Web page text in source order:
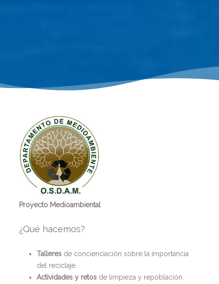
Proyecto Medioambiental
¿Qué hacemos?
Talleres de concienciación sobre la importancia
del reciclaje.
Actividades y retos de limpieza y repoblación.